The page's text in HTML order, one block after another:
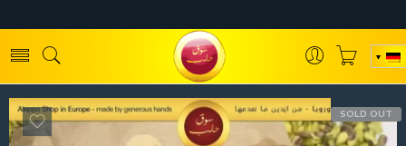
SOLD OUT